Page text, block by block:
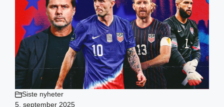
Siste nyheter
5. september 2025